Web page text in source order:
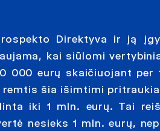
Direktyva ir ją
kai siūlomi
000 eurų skaičiuojant
šia išimtimi
iki 1 mln. eurų. Tai
nesieks 1 mln. eurų,